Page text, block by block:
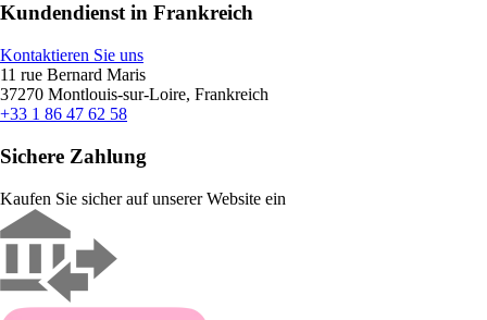
Kundendienst in Frankreich
Kontaktieren Sie uns
11 rue Bernard Maris
37270 Montlouis-sur-Loire, Frankreich
+33 1 86 47 62 58
Sichere Zahlung
Kaufen Sie sicher auf unserer Website ein